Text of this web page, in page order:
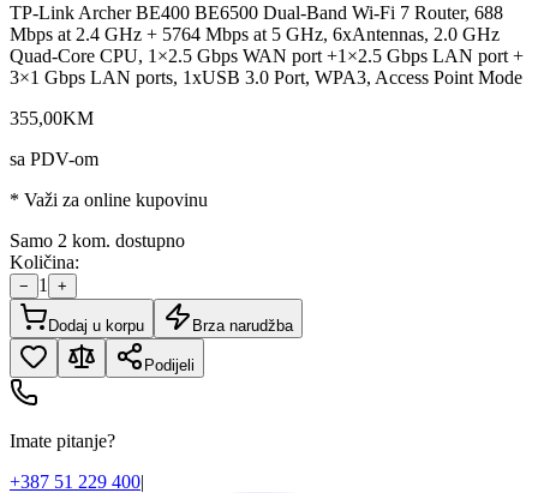
TP-Link Archer BE400 BE6500 Dual-Band Wi-Fi 7 Router, 688
Mbps at 2.4 GHz + 5764 Mbps at 5 GHz, 6xAntennas, 2.0 GHz
Quad-Core CPU, 1×2.5 Gbps WAN port +1×2.5 Gbps LAN port +
3×1 Gbps LAN ports, 1xUSB 3.0 Port, WPA3, Access Point Mode
355,00KM
sa PDV-om
* Važi za online kupovinu
Samo 2 kom. dostupno
Količina:
− 1 +
Dodaj u korpu Brza narudžba
Podijeli
Imate pitanje?
+387 51 229 400|